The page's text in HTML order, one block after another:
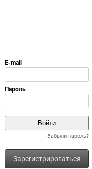
Забыли пароль?
Зарегистрироваться